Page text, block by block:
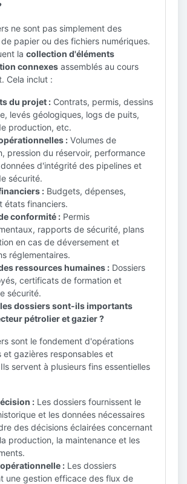
ne sont pas simplement des
papier ou des fichiers numériques.
la collection d'éléments
connexes assemblés au cours
Cela inclut :
du projet : Contrats, permis, dessins
levés géologiques, logs de puits,
production, etc.
: Volumes de
pression du réservoir, performance
d'intégrité des pipelines et
sécurité.
: Budgets, dépenses,
états financiers.
conformité : Permis
rapports de sécurité, plans
en cas de déversement et
réglementaires.
ressources humaines : Dossiers
certificats de formation et
sécurité.
dossiers sont-ils importants
pétrolier et gazier ?
sont le fondement d'opérations
et gazières responsables et
servent à plusieurs fins essentielles
: Les dossiers fournissent le
et les données nécessaires
des décisions éclairées concernant
production, la maintenance et les
: Les dossiers
une gestion efficace des flux de